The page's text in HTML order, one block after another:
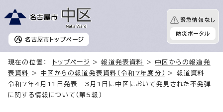
名古屋市 トップページ
緊急情報なし
防災ポータル
現在の位置： トップページ >報道発表資料 > 中区からの報道発
表資料
> 中区からの報道発表資料（令和7年度分）
> 報道資料
令和7年4月11日発表 3月1日に中区において発見された不発弾
に関する情報について（第5報）